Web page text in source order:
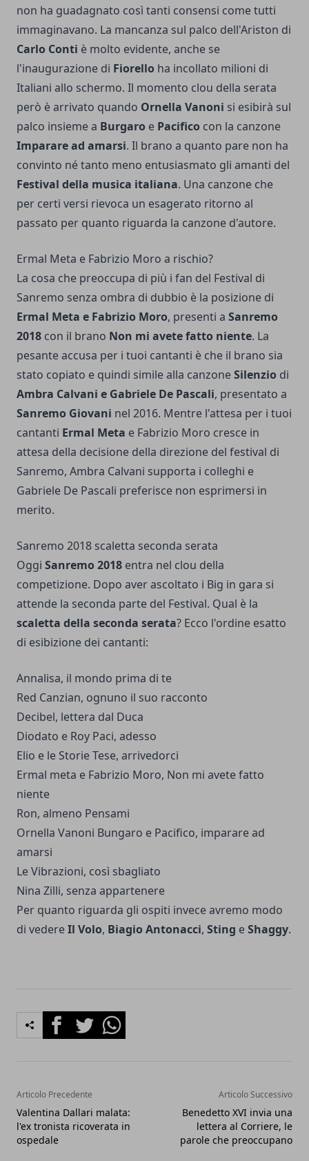
non ha guadagnato così tanti consensi come tutti
immaginavano. La mancanza sul palco dell'Ariston di
Carlo Conti è molto evidente, anche se
l'inaugurazione di Fiorello ha incollato milioni di
Italiani allo schermo. Il momento clou della serata
però è arrivato quando Ornella Vanoni si esibirà sul
palco insieme a Burgaro e Pacifico con la canzone
Imparare ad amarsi. Il brano a quanto pare non ha
convinto né tanto meno entusiasmato gli amanti del
Festival della musica italiana. Una canzone che
per certi versi rievoca un esagerato ritorno al
passato per quanto riguarda la canzone d'autore.
Ermal Meta e Fabrizio Moro a rischio?
La cosa che preoccupa di più i fan del Festival di
Sanremo senza ombra di dubbio è la posizione di
Ermal Meta e Fabrizio Moro, presenti a Sanremo
2018 con il brano Non mi avete fatto niente. La
pesante accusa per i tuoi cantanti è che il brano sia
stato copiato e quindi simile alla canzoneSilenzio di
Ambra Calvani e Gabriele De Pascali, presentato a
Sanremo Giovani nel 2016. Mentre l'attesa per i tuoi
cantanti Ermal Meta e Fabrizio Moro cresce in
attesa della decisione della direzione del festival di
Sanremo, Ambra Calvani supporta i colleghi e
Gabriele De Pascali preferisce non esprimersi in
merito.
Sanremo 2018 scaletta seconda serata
Oggi Sanremo 2018 entra nel clou della
competizione. Dopo aver ascoltato i Big in gara si
attende la seconda parte del Festival. Qual è la
scaletta della seconda serata? Ecco l'ordine esatto
di esibizione dei cantanti:
Annalisa, il mondo prima di te
Red Canzian, ognuno il suo racconto
Decibel, lettera dal Duca
Diodato e Roy Paci, adesso
Elio e le Storie Tese, arrivedorci
Ermal meta e Fabrizio Moro, Non mi avete fatto
niente
Ron, almeno Pensami
Ornella Vanoni Bungaro e Pacifico, imparare ad
amarsi
Le Vibrazioni, così sbagliato
Nina Zilli, senza appartenere
Per quanto riguarda gli ospiti invece avremo modo
di vedereIl Volo, Biagio Antonacci, Sting eShaggy.
FacebookTwitterWhatsapp
Articolo Precedente
Valentina Dallari malata:
l'ex tronista ricoverata in
ospedale
Articolo Successivo
Benedetto XVI invia una
lettera al Corriere, le
parole che preoccupano